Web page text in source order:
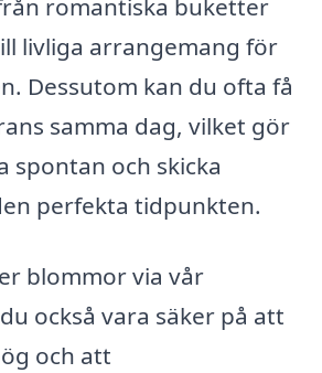
romantiska buketter
livliga arrangemang för
Dessutom kan du ofta få
samma dag, vilket gör
spontan och skicka
perfekta tidpunkten.
blommor via vår
också vara säker på att
och att